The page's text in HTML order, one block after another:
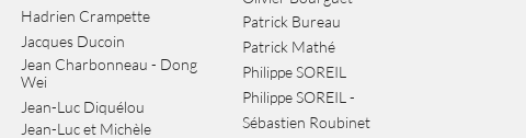
Hadrien Crampette
Jacques Ducoin
Jean Charbonneau - Dong
Wei
Jean-Luc Diquélou
Jean-Luc et Michèle
Patrick Bureau
Patrick Mathé
Philippe SOREIL
Philippe SOREIL -
Sébastien Roubinet